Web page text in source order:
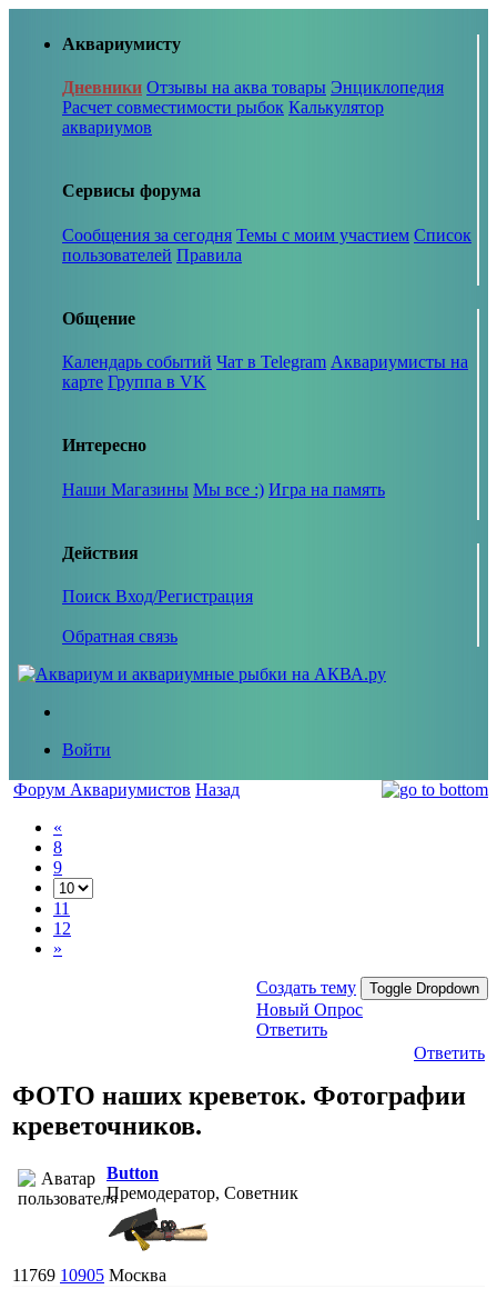
Аквариумисту
Дневники Отзывы на аква товары Энциклопедия
Расчет совместимости рыбок Калькулятор
аквариумов
Сервисы форума
Сообщения за сегодня Темы с моим участием Список
пользователей Правила
Общение
Календарь событий Чат в Telegram Аквариумисты на
карте Группа в VK
Интересно
Наши Магазины Мы все :) Игра на память
Действия
Поиск Вход/Регистрация
Обратная связь
Войти
Форум Аквариумистов Назад
«
8
9
11
12
»
Создать тему Toggle Dropdown
Новый Опрос
Ответить
Ответить
ФОТО наших креветок. Фотографии
креветочников.
Button
Премодератор, Советник
11769 10905 Москва